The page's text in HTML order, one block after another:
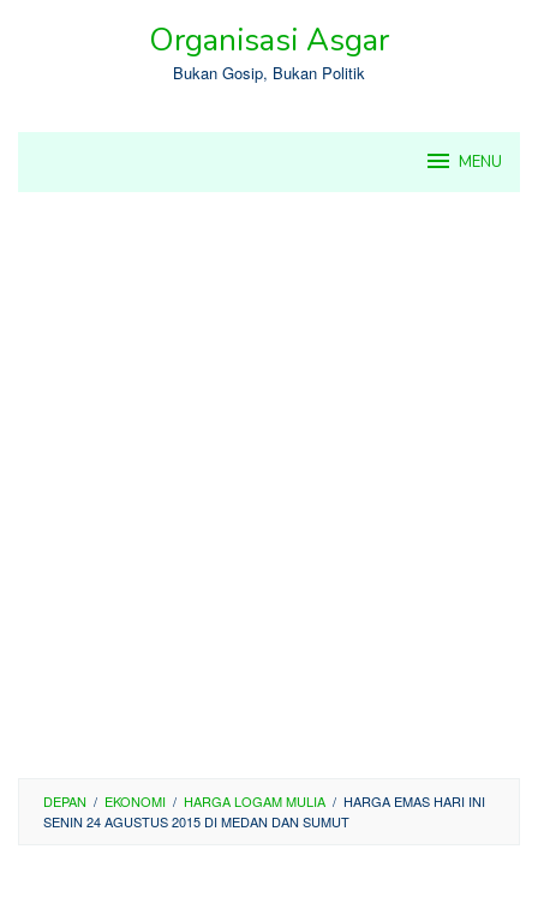
Organisasi Asgar
Bukan Gosip, Bukan Politik
MENU
DEPAN / EKONOMI / HARGA LOGAM MULIA / HARGA EMAS HARI INI
SENIN 24 AGUSTUS 2015 DI MEDAN DAN SUMUT